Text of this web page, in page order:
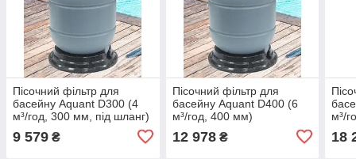
Пісочний фільтр для
басейну Aquant D300 (4
м³/год, 300 мм, під шланг)
9 579 ₴
Пісочний фільтр для
басейну Aquant D400 (6
м³/год, 400 мм)
12 978₴
м³/
18